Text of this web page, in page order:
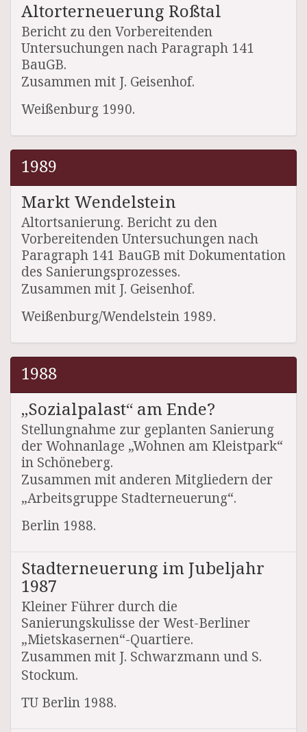
Altorterneuerung Roßtal
Bericht zu den Vorbereitenden
Untersuchungen nach Paragraph 141
BauGB.
Zusammen mit J. Geisenhof.
Weißenburg 1990.
1989
Markt Wendelstein
Altortsanierung. Bericht zu den
Vorbereitenden Untersuchungen nach
Paragraph 141 BauGB mit Dokumentation
des Sanierungsprozesses.
Zusammen mit J. Geisenhof.
Weißenburg/Wendelstein 1989.
1988
„Sozialpalast“ am Ende?
Stellungnahme zur geplanten Sanierung
der Wohnanlage „Wohnen am Kleistpark“
in Schöneberg.
Zusammen mit anderen Mitgliedern der
„Arbeitsgruppe Stadterneuerung“.
Berlin 1988.
Stadterneuerung im Jubeljahr
1987
Kleiner Führer durch die
Sanierungskulisse der West-Berliner
„Mietskasernen“-Quartiere.
Zusammen mit J. Schwarzmann und S.
Stockum.
TU Berlin 1988.